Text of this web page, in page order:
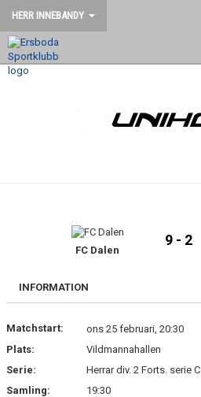
HERR INNEBANDY
HEM
DOKUMENT
FC Dalen
9 - 2
INFORMATION
Matchstart:
ons 25 februari, 20:30
Plats:
Vildmannahallen
Serie:
Herrar div. 2 Forts. serie C
Samling:
19:30